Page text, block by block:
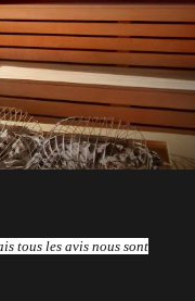
tous les avis nous sont